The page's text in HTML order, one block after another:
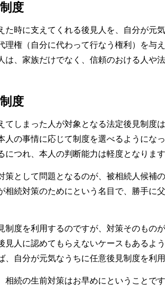
度
た時に支えてくれる後見人を、自分が元
理権（自分に代わって行なう権利）を与
は、家族だけでなく、信頼のおける人や
度
てしまった人が対象となる法定後見制度
人の事情に応じて制度を選べるようにな
につれ、本人の判断能力は軽度となります
策として問題となるのが、被相続人候補
相続対策のためにという名目で、勝手に
制度を利用するのですが、対策そのもの
見人に認めてもらえないケースもあるよ
、自分が元気なうちに任意後見制度を利
相続の生前対策はお早めにということです